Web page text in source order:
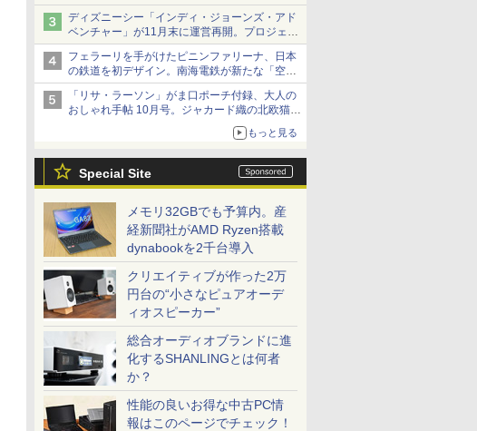
とまる
ディズニーシー「インディ・ジョーンズ・アド
ベンチャー」が11月末に運営再開。プロジェク
ションマッピングを追加、DPAは1500円
フェラーリを手がけたピニンファリーナ、日本
の鉄道を初デザイン。南海電鉄が新たな「空港
特急」をなにわ筋線へ導入
「リサ・ラーソン」がま口ポーチ付録、大人の
おしゃれ手帖 10月号。ジャカード織の北欧猫デ
もっと見る
Special Site
メモリ32GBでも予算内。産
経新聞社がAMD Ryzen搭載
dynabookを2千台導入
クリエイティブが作った2万
円台の“小さなピュアオーデ
ィオスピーカー”
総合オーディオブランドに進
化するSHANLINGとは何者
か？
性能の良いお得な中古PC情
報はこのページでチェック！